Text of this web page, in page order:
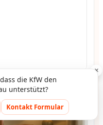
×
die KfW den
unterstützt?
Kontakt Formular